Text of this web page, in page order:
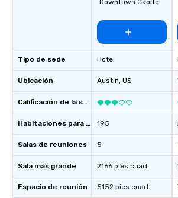
opportunities to support them as well.
We welcome the opportunity to serve
and look forward to meeting you.
Tipo de sede
Ubicación
Calificación de la sede
Habitaciones para huéspedes
Salas de reuniones
Sala más grande
Espacio de reunión
Downtown Capitol
Hotel
Austin, US
195
5
2166 pies cuad.
5152 pies cuad.